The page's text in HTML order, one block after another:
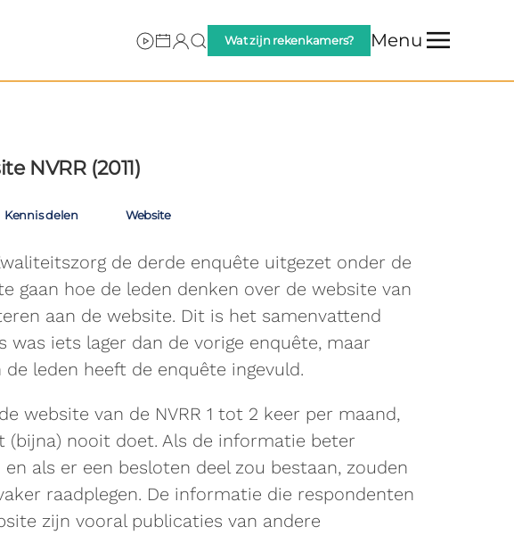
Wat zijn rekenkamers? Menu
NVRR (2011)
Kennis delen Website
de derde enquête uitgezet onder de
gaan hoe de leden denken over de website van
aan de website. Dit is het samenvattend
was iets lager dan de vorige enquête, maar
leden heeft de enquête ingevuld.
website van de NVRR 1 tot 2 keer per maand,
(bijna) nooit doet. Als de informatie beter
als er een besloten deel zou bestaan, zouden
raadplegen. De informatie die respondenten
zijn vooral publicaties van andere